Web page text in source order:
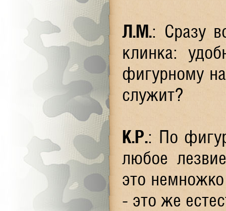
Л.М.: Сразу
клинка:
фигурному
служит?
К.Р.: По
любое
это
- это же